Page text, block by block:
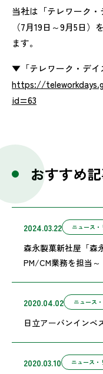
当社は「テレワーク
（7月19日～9月5日
ます。
▼「テレワーク・デイ
https://
id=63
おすすめ
2024.03.22 ニュース・
森永製菓新社屋「森
PM/CM業務を担当～
2020.04.02 ニュース
日立アーバンインベ
2020.03.10 ニュース・